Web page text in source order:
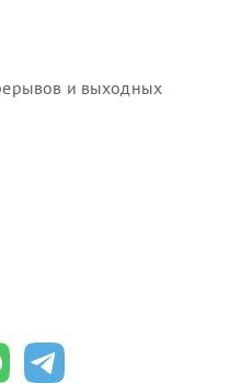
и выходных